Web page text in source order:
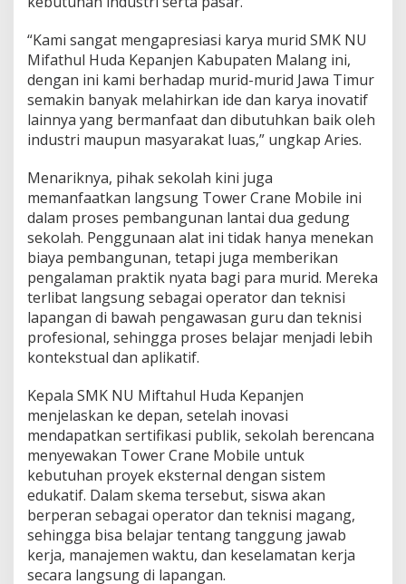
“Kami sangat mengapresiasi karya murid SMK NU
Mifathul Huda Kepanjen Kabupaten Malang ini,
dengan ini kami berhadap murid-murid Jawa Timur
semakin banyak melahirkan ide dan karya inovatif
lainnya yang bermanfaat dan dibutuhkan baik oleh
industri maupun masyarakat luas,” ungkap Aries.
Menariknya, pihak sekolah kini juga
memanfaatkan langsung Tower Crane Mobile ini
dalam proses pembangunan lantai dua gedung
sekolah. Penggunaan alat ini tidak hanya menekan
biaya pembangunan, tetapi juga memberikan
pengalaman praktik nyata bagi para murid. Mereka
terlibat langsung sebagai operator dan teknisi
lapangan di bawah pengawasan guru dan teknisi
profesional, sehingga proses belajar menjadi lebih
kontekstual dan aplikatif.
Kepala SMK NU Miftahul Huda Kepanjen
menjelaskan ke depan, setelah inovasi
mendapatkan sertifikasi publik, sekolah berencana
menyewakan Tower Crane Mobile untuk
kebutuhan proyek eksternal dengan sistem
edukatif. Dalam skema tersebut, siswa akan
berperan sebagai operator dan teknisi magang,
sehingga bisa belajar tentang tanggung jawab
kerja, manajemen waktu, dan keselamatan kerja
secara langsung di lapangan.